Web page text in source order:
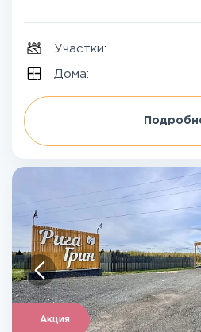
Участки:
Дома:
Акция